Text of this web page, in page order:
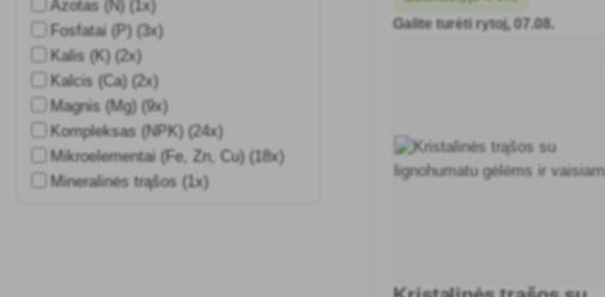
Azotas (N) (1x)
Fosfatai (P) (3x)
Kalis (K) (2x)
Kalcis (Ca) (2x)
Magnis (Mg) (9x)
Kompleksas (NPK) (24x)
Mikroelementai (Fe, Zn, Cu) (18x)
Mineralinės trąšos (1x)
Galite turėti rytoj, 07.08.